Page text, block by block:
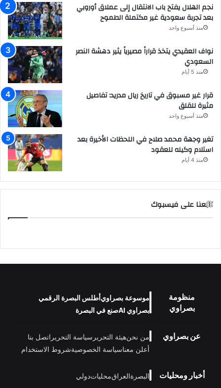
نجم الهلال يفتح باب الانتقال إلى عملاق أوروبي
بعد تجربة سعودية غير مكتملة الطموح
منذ أسبوع واحد
نواف العقيدي يتخذ قراراً مصيرياً يثير دهشة النصر
السعودي
منذ 5 أيام
قرار غير مسبوق في تاريخ ريال مدريد: تفاصيل
مثيرة للقلق
منذ أسبوع واحد
تغير وجهة محمد صلاح في اللحظات الأخيرة بعد
استلام وكيله للعقود
منذ 4 أيام
تابعنا على فيسبوك
منظومة
بصراوي
موسوعة بصراويأطلس البصرة الرقمي
بصراوي AI
صنع في البصرة
عن بصراوي من نحنهيئة التحرير سياسة التحرير اتصل بنا
أعلن معناسياسة الخصوصيةشروط الاستخدام
أخبار ومحليات البصرةالعراقمحلياتدولي